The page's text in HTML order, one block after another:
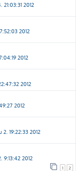
21:03:31 2012
2012
2012
2012
2012
2. 19:22:33 2012
9:13:42 2012
1 2